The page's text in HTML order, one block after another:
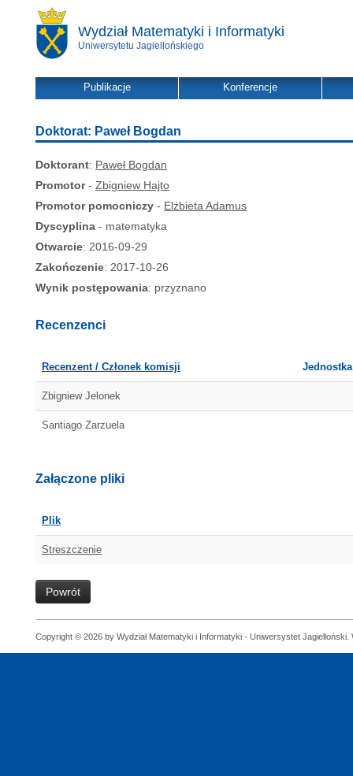
Wydział Matematyki i Informatyki
Uniwersytetu Jagiellońskiego
Publikacje Konferencje
Doktorat: Paweł Bogdan
Doktorant: Paweł Bogdan
Promotor- Zbigniew Hajto
Promotor pomocniczy - Elżbieta Adamus
Dyscyplina - matematyka
Otwarcie: 2016-09-29
Zakończenie: 2017-10-26
Wynik postępowania: przyznano
Recenzenci
Recenzent / Członek komisji Jednostka
Zbigniew Jelonek
Santiago Zarzuela
Załączone pliki
Plik
Streszczenie
Powrót
Copyright © 2026 by Wydział Matematyki i Informatyki - Uniwersystet